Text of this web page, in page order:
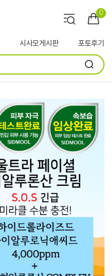
0
시사모게시판 포토후기